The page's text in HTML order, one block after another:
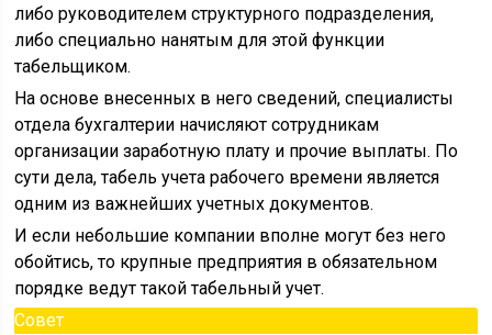
либо руководителем структурного подразделения,
либо специально нанятым для этой функции
табельщиком.
На основе внесенных в него сведений, специалисты
отдела бухгалтерии начисляют сотрудникам
организации заработную плату и прочие выплаты. По
сути дела, табель учета рабочего времени является
одним из важнейших учетных документов.
И если небольшие компании вполне могут без него
обойтись, то крупные предприятия в обязательном
порядке ведут такой табельный учет.
Совет